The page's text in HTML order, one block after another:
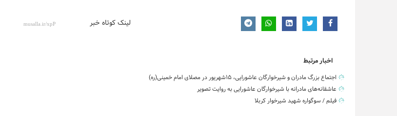
لینک کوتاه خبر
اخبار مرتبط
اجتماع بزرگ مادران و شیرخوارگان عاشورایی، ۱۵شهریور در مصلای امام خمینی(ره)
عاشقانه‌های مادرانه با شیرخوارگان عاشورایی به روایت تصویر
فیلم / سوگواره شهید شیرخوار کربلا